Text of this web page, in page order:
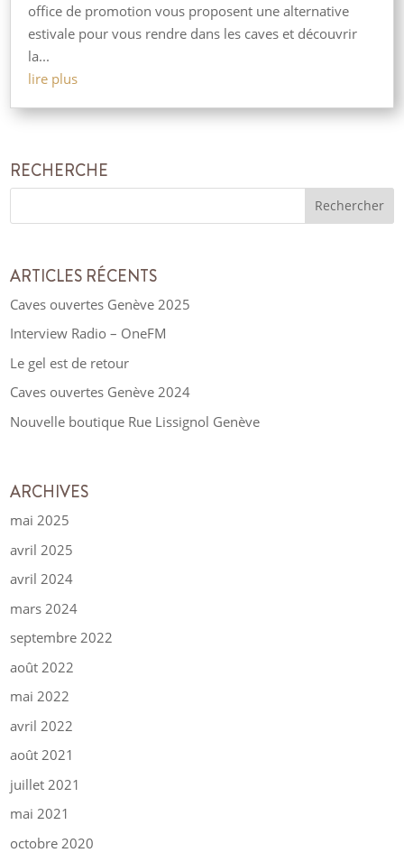
office de promotion vous proposent une alternative
estivale pour vous rendre dans les caves et découvrir
la...
lire plus
RECHERCHE
ARTICLES RÉCENTS
Caves ouvertes Genève 2025
Interview Radio – OneFM
Le gel est de retour
Caves ouvertes Genève 2024
Nouvelle boutique Rue Lissignol Genève
ARCHIVES
mai 2025
avril 2025
avril 2024
mars 2024
septembre 2022
août 2022
mai 2022
avril 2022
août 2021
juillet 2021
mai 2021
octobre 2020